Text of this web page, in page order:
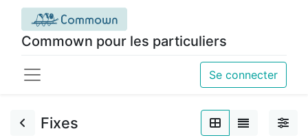
Commown pour les particuliers
Se connecter
Fixes